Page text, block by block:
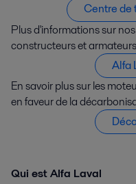
Centre de
Plus d'informations sur
constructeurs et
Alfa
En savoir plus sur les
en faveur de la
Qui est Alfa Laval